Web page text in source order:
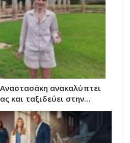
ανακαλύπτει
και ταξιδεύει στην…